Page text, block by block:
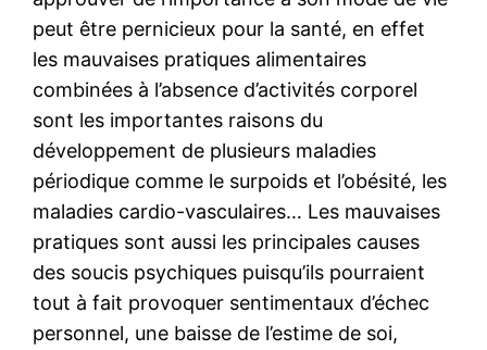
peut être pernicieux pour la santé, en effet
les mauvaises pratiques alimentaires
combinées à l’absence d’activités corporel
sont les importantes raisons du
développement de plusieurs maladies
périodique comme le surpoids et l’obésité, les
maladies cardio-vasculaires… Les mauvaises
pratiques sont aussi les principales causes
des soucis psychiques puisqu’ils pourraient
tout à fait provoquer sentimentaux d’échec
personnel, une baisse de l’estime de soi,